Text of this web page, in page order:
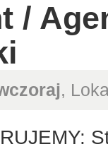
/
,